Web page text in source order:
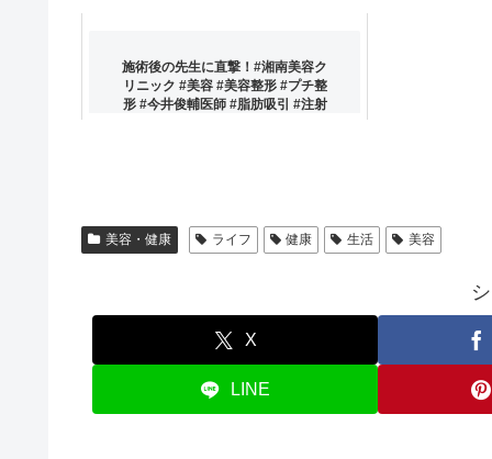
施術後の先生に直撃！#湘南美容ク
リニック #美容 #美容整形 #プチ整
形 #今井俊輔医師 #脂肪吸引 #注射
美容・健康 ライフ 健康 生活 美容
X
LINE